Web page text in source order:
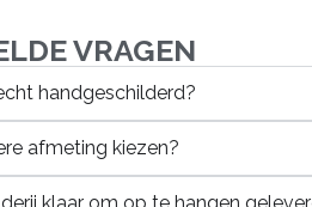
VRAGEN
handgeschilderd?
afmeting kiezen?